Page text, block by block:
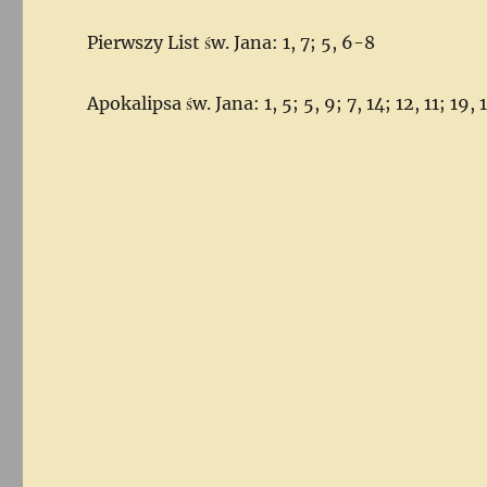
Pierwszy List św. Jana: 1, 7; 5, 6-8
Apokalipsa św. Jana: 1, 5; 5, 9; 7, 14; 12, 11; 19,